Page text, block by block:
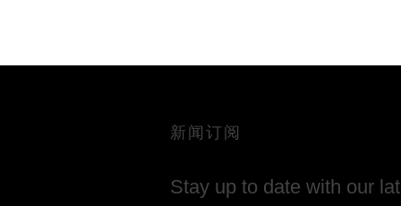
新闻订阅
Stay up to date with our